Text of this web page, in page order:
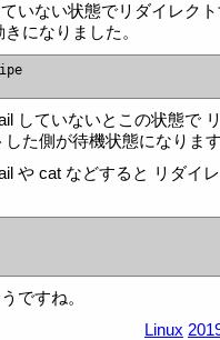
いない状態でリダイレク
になりました。
していないとこの状態で
た側が待機状態になりま
や cat などすると リダイ
ですね。
Linux